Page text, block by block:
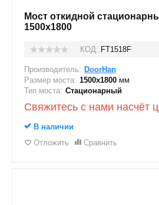
Мост откидной
1500x1800
КОД: FT1518F
Производитель: DoorHan
Размер моста: 1500х1800 мм
Тип моста: Стационарный
Свяжитесь с нами насчёт
В наличии
Отложить
Сравнить